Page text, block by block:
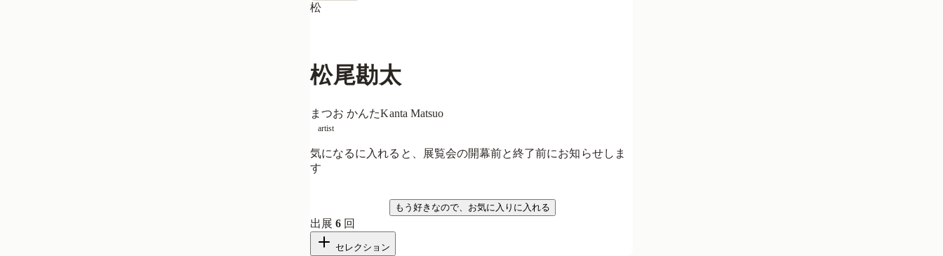
松
松尾勘太
まつお かんたKanta Matsuo
artist
気になるに入れると、展覧会の開幕前と終了前にお知らせしま
す
もう好きなので、お気に入りに入れる
出展6 回
セレクション